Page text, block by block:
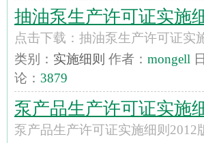
抽油泵生产许可证实施
点击下载：抽油泵生产许可证实
类别： 实施细则 作者： mongell
论： 3879
泵产品生产许可证实施
泵产品生产许可证实施细则2012